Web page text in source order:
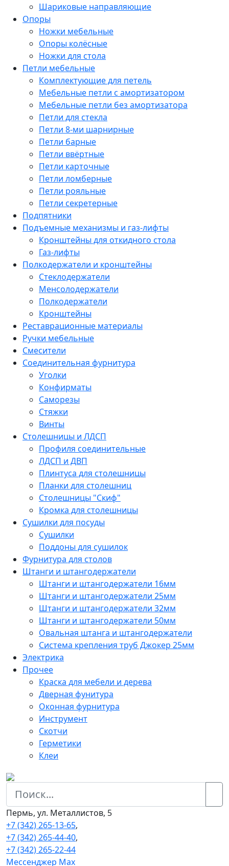
Шариковые направляющие
Опоры
Ножки мебельные
Опоры колёсные
Ножки для стола
Петли мебельные
Комплектующие для петель
Мебельные петли с амортизатором
Мебельные петли без амортизатора
Петли для стекла
Петли 8-ми шарнирные
Петли барные
Петли ввёртные
Петли карточные
Петли ломберные
Петли рояльные
Петли секретерные
Подпятники
Подъемные механизмы и газ-лифты
Кронштейны для откидного стола
Газ-лифты
Полкодержатели и кронштейны
Стеклодержатели
Менсолодержатели
Полкодержатели
Кронштейны
Реставрационные материалы
Ручки мебельные
Смесители
Соединительная фурнитура
Уголки
Конфирматы
Саморезы
Стяжки
Винты
Столешницы и ЛДСП
Профиля соединительные
ЛДСП и ДВП
Плинтуса для столешницы
Планки для столешниц
Столешницы "Скиф"
Кромка для столешницы
Сушилки для посуды
Сушилки
Поддоны для сушилок
Фурнитура для столов
Штанги и штангодержатели
Штанги и штангодержатели 16мм
Штанги и штангодержатели 25мм
Штанги и штангодержатели 32мм
Штанги и штангодержатели 50мм
Овальная штанга и штангодержатели
Система крепления труб Джокер 25мм
Электрика
Прочее
Краска для мебели и дерева
Дверная фунитура
Оконная фурнитура
Инструмент
Скотчи
Герметики
Клеи
Пермь, ул. Металлистов, 5
+7 (342) 265-13-65,
+7 (342) 265-44-40,
+7 (342) 265-22-44
Мессенджер Мах